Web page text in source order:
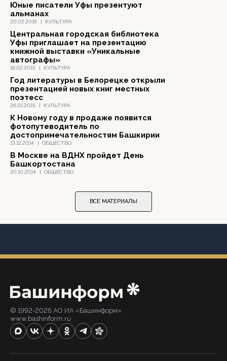
20.02.2015 | КУЛЬТУРА
Юные писатели Уфы презентуют
альманах
18.02.2015 | КУЛЬТУРА
Центральная городская библиотека
Уфы приглашает на презентацию
книжной выставки «Уникальные
автографы»
26.01.2015 | КУЛЬТУРА
Год литературы в Белорецке открыли
презентацией новых книг местных
поэтесс
13.12.2014 | ОБЩЕСТВО
К Новому году в продаже появится
фотопутеводитель по
достопримечательностям Башкирии
20.10.2014 | ОБЩЕСТВО
В Москве на ВДНХ пройдет День
Башкортостана
ВСЕ МАТЕРИАЛЫ
© 1992-2026 АО ИА «Башинформ».
www.bashinform.ru